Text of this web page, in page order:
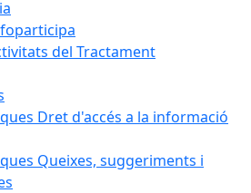
del Tractament
Dret d'accés a la informació
Queixes, suggeriments i